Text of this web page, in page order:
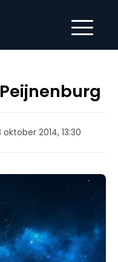
oktober 2014, 13:30